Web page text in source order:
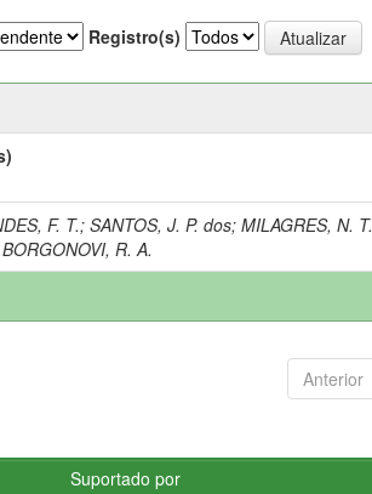
Registro(s)
F. T.;SANTOS, J. P. dos;MILAGRES, N. T.
BORGONOVI, R. A.
Anterior
Suportado por